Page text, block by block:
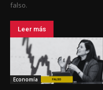
falso.
Leer más
Economía